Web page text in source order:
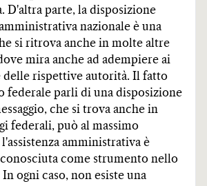
D'altra parte, la disposizione
nazionale è una
si ritrova anche in molte altre
mira anche ad adempiere ai
delle rispettive autorità. Il fatto
federale parli di una disposizione
che si trova anche in
federali, può al massimo
amministrativa è
come strumento nello
ogni caso, non esiste una